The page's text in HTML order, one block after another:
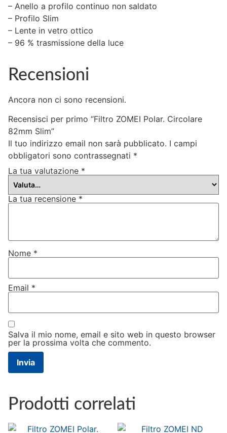
– Anello a profilo continuo non saldato
– Profilo Slim
– Lente in vetro ottico
– 96 % trasmissione della luce
Recensioni
Ancora non ci sono recensioni.
Recensisci per primo “Filtro ZOMEI Polar. Circolare
82mm Slim”
Il tuo indirizzo email non sarà pubblicato. I campi
obbligatori sono contrassegnati *
La tua valutazione *
La tua recensione *
Nome *
Email *
Salva il mio nome, email e sito web in questo browser
per la prossima volta che commento.
Prodotti correlati